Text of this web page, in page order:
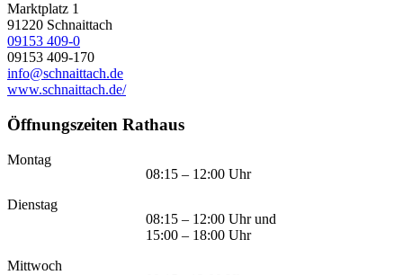
Marktplatz 1
91220 Schnaittach
09153 409-0
09153 409-170
info@schnaittach.de
www.schnaittach.de/
Öffnungszeiten Rathaus
Montag
08:15 – 12:00 Uhr
Dienstag
08:15 – 12:00 Uhr und
15:00 – 18:00 Uhr
Mittwoch